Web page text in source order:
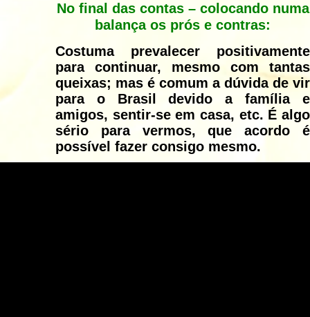
No final das contas – colocando numa
balança os prós e contras:
Costuma prevalecer positivamente
para continuar, mesmo com tantas
queixas; mas é comum a dúvida de vir
para o Brasil devido a família e
amigos, sentir-se em casa, etc. É algo
sério para vermos, que acordo é
possível fazer consigo mesmo.